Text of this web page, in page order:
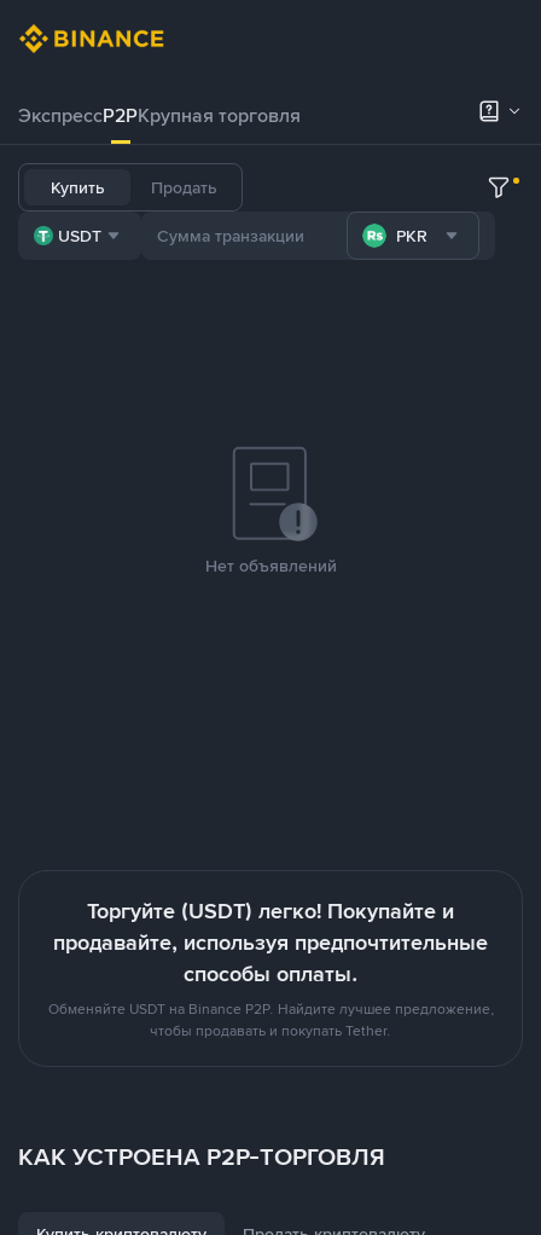
ЭкспрессP2PКрупная торговля
Купить Продать
USDT PKR
Нет объявлений
Торгуйте (USDT) легко! Покупайте и
продавайте, используя предпочтительные
способы оплаты.
Обменяйте USDT на Binance P2P. Найдите лучшее предложение,
чтобы продавать и покупать Tether.
КАК УСТРОЕНА P2P-ТОРГОВЛЯ